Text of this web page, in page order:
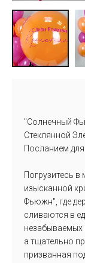
"Солнечный
Стеклянной
Посланием
Погрузитесь в
изысканной
Фьюжн", где
сливаются в
незабываемых
а тщательно
призванная